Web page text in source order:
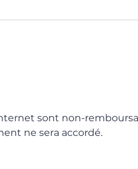
sont non-
ne sera accordé.